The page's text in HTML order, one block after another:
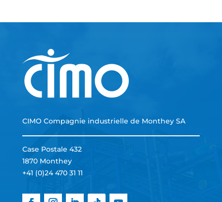
CIMO Compagnie industrielle de Monthey SA
Case Postale 432
1870 Monthey
+41 (0)24 470 31 11